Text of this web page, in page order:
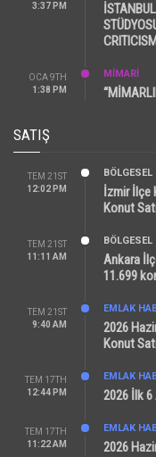
3:37 PM
OCA 9TH
1:38 PM
MİMARİ
SATIŞ
TEM 21ST
12:02 PM
BÖLGESEL
İzmir İlçe
Konut
TEM 21ST
11:11 AM
BÖLGESEL
Ankara
11.699
TEM 21ST
9:40 AM
EMLAK
2026
Konut
TEM 17TH
12:44 PM
EMLAK
2026 İlk 6
TEM 17TH
11:22 AM
EMLAK
2026